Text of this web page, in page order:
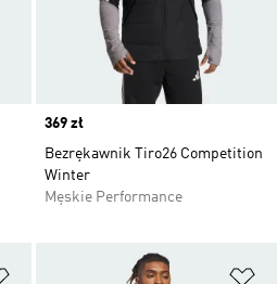
Price
369 zł
Bezrękawnik Tiro26 Competition
Winter
Męskie Performance
Dodaj do listy życzeń